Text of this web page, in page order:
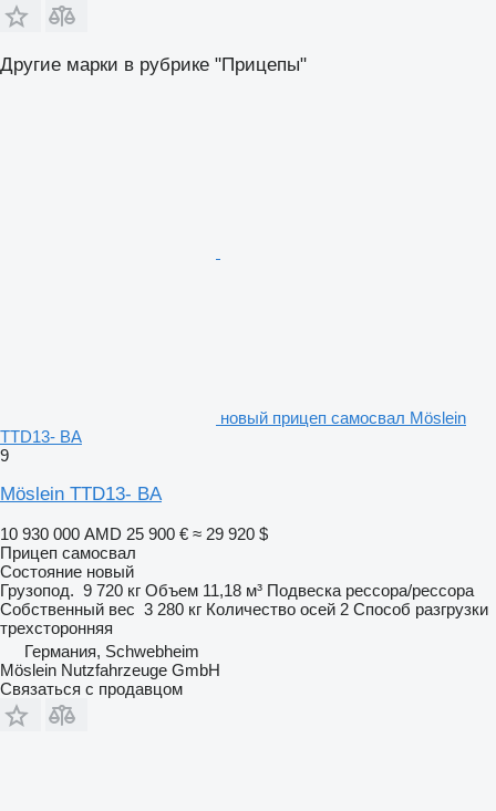
Другие марки в рубрике "Прицепы"
новый прицеп самосвал Möslein
TTD13- BA
9
Möslein TTD13- BA
10 930 000 AMD 25 900 € ≈ 29 920 $
Прицеп самосвал
Состояние новый
Грузопод. 9 720 кг Объем 11,18 м³ Подвеска рессора/рессора
Собственный вес 3 280 кг Количество осей 2 Способ разгрузки
трехсторонняя
Германия, Schwebheim
Möslein Nutzfahrzeuge GmbH
Связаться с продавцом